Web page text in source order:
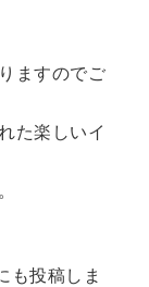
ますのでご
た楽しいイ
も投稿しま